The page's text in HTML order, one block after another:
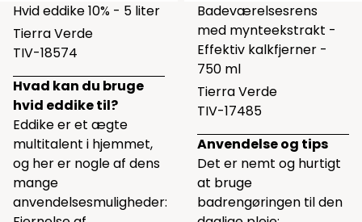
Hvid eddike 10% - 5 liter
Tierra Verde
TIV-18574
Hvad kan du bruge
hvid eddike til?
Eddike er et ægte
multitalent i hjemmet,
og her er nogle af dens
mange
anvendelsesmuligheder:
Badeværelsesrens
med mynteekstrakt -
Effektiv kalkfjerner -
750 ml
Tierra Verde
TIV-17485
Anvendelse og tips
Det er nemt og hurtigt
at bruge
badrengøringen til den